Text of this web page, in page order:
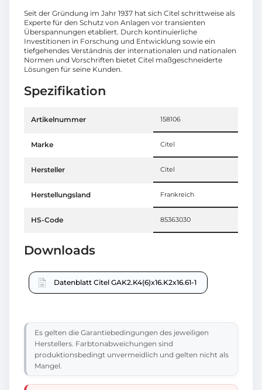
Seit der Gründung im Jahr 1937 hat sich Citel schrittweise als
Experte für den Schutz von Anlagen vor transienten
Überspannungen etabliert. Durch kontinuierliche
Investitionen in Forschung und Entwicklung sowie ein
tiefgehendes Verständnis der internationalen und nationalen
Normen und Vorschriften bietet Citel maßgeschneiderte
Lösungen für seine Kunden.
Spezifikation
Artikelnummer 158106
Marke Citel
Hersteller Citel
Herstellungsland Frankreich
HS-Code 85363030
Downloads
Datenblatt Citel GAK2.K4(6)x16.K2x16.61-1
Es gelten die Garantiebedingungen des jeweiligen
Herstellers. Farbtonabweichungen sind
produktionsbedingt unvermeidlich und gelten nicht als
Mangel.